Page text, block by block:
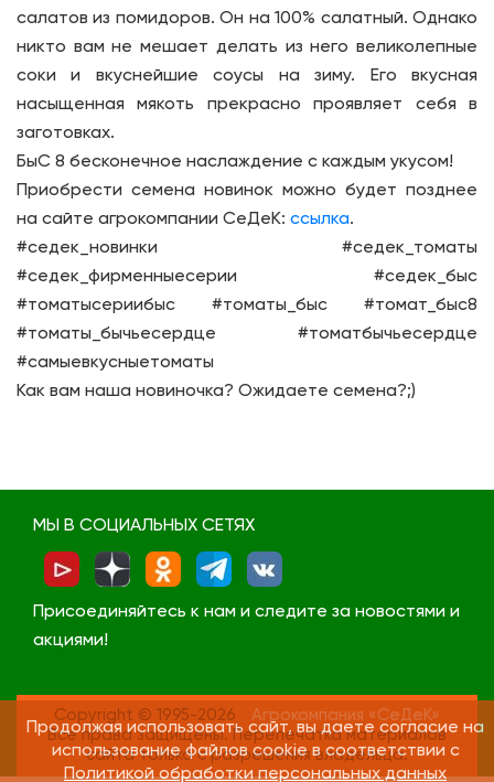
салатов из помидоров. Он на 100% салатный. Однако
никто вам не мешает делать из него великолепные
соки и вкуснейшие соусы на зиму. Его вкусная
насыщенная мякоть прекрасно проявляет себя в
заготовках.
БыС 8 бесконечное наслаждение с каждым укусом!
Приобрести семена новинок можно будет позднее
на сайте агрокомпании СеДеК: ссылка.
#седек_новинки #седек_томаты
#седек_фирменныесерии #седек_быс
#томатысериибыс #томаты_быс #томат_быс8
#томаты_бычьесердце #томатбычьесердце
#самыевкусныетоматы
Как вам наша новиночка? Ожидаете семена?;)
МЫ В СОЦИАЛЬНЫХ СЕТЯХ
Присоединяйтесь к нам и следите за новостями и
акциями!
Copyright © 1995-2026
Агрокомпания «СеДеК»
Все права защищены. Перепечатка материалов
сайта только с разрешения владельца.
Продолжая использовать сайт, вы даете согласие на
использование файлов cookie в соответствии с
Политикой обработки персональных данных